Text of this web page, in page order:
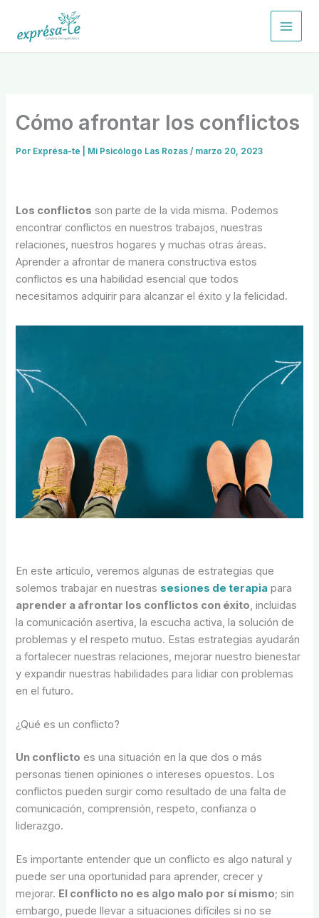
contenido
Cómo afrontar los conflictos
Por Exprésa-te | Mi Psicólogo Las Rozas/ marzo 20, 2023
Los conflictos son parte de la vida misma. Podemos
encontrar conflictos en nuestros trabajos, nuestras
relaciones, nuestros hogares y muchas otras áreas.
Aprender a afrontar de manera constructiva estos
conflictos es una habilidad esencial que todos
necesitamos adquirir para alcanzar el éxito y la felicidad.
En este artículo, veremos algunas de estrategias que
solemos trabajar en nuestras sesiones de terapia para
aprender a afrontar los conflictos con éxito , incluidas
la comunicación asertiva, la escucha activa, la solución de
problemas y el respeto mutuo. Estas estrategias ayudarán
a fortalecer nuestras relaciones, mejorar nuestro bienestar
y expandir nuestras habilidades para lidiar con problemas
en el futuro.
¿Qué es un conflicto?
Un conflicto es una situación en la que dos o más
personas tienen opiniones o intereses opuestos. Los
conflictos pueden surgir como resultado de una falta de
comunicación, comprensión, respeto, confianza o
liderazgo.
Es importante entender que un conflicto es algo natural y
puede ser una oportunidad para aprender, crecer y
mejorar. El conflicto no es algo malo por sí mismo; sin
embargo, puede llevar a situaciones difíciles si no se